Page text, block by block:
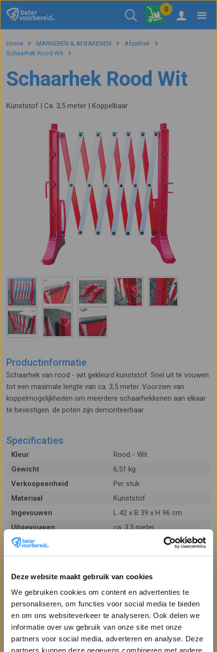
Deze website maakt gebruik van cookies
We gebruiken cookies om content en advertenties te
personaliseren, om functies voor social media te bieden
en om ons websiteverkeer te analyseren. Ook delen we
informatie over uw gebruik van onze site met onze
partners voor social media, adverteren en analyse. Deze
partners kunnen deze gegevens combineren met andere
0
Home MARKEREN & AFBAKENEN
Afzethek
Schaarhek Rood Wit
Schaarhek Rood Wit
Kunststof | Ca. 3,5 meter | Koppelbaar
Productinformatie
Schaarhek van rood - wit gekleurd kunststof. Snel uit te vouwen
tot een maximale lengte van ca. 3,5 meter. Voorzien van
koppelmogelijkheden om meerdere schaarhekkenen aan elkaar
te bevestigen. de poten zijn demonteerbaar.
Specificaties
Kleur
Rood - Wit
Gewicht
6,51 kg
Verkoopeenheid
Per stuk
Materiaal
Kunststof
Ingevouwen
L 42 x B 39 x H 96 cm
Uitgevouwen
ca. 3,5 meter
Kenmerken
Afzethek rood / wit
Robuust afzethek in de kleurstelling rood - wit, snel uitvouwbaar